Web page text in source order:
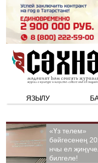
ЯЗЫЛУ
«Үз телем»
бәйгесенең
нчы ел
билгеле!